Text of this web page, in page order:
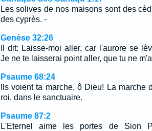
Les solives de nos maisons sont des
des cyprès. -
Genèse 32:26
Il dit: Laisse-moi aller, car l'aurore se
Je ne te laisserai point aller, que tu ne
Psaume 68:24
Ils voient ta marche, ô Dieu! La marche
roi, dans le sanctuaire.
Psaume 87:2
L'Eternel aime les portes de Sion